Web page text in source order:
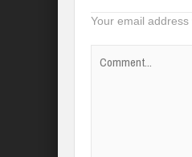
Your email address